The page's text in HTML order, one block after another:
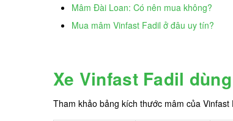
Mâm Đài Loan: Có nên mua không?
Mua mâm Vinfast Fadil ở đâu uy tín?
Xe Vinfast Fadil
Tham khảo bảng kích thước mâm của Vinfast